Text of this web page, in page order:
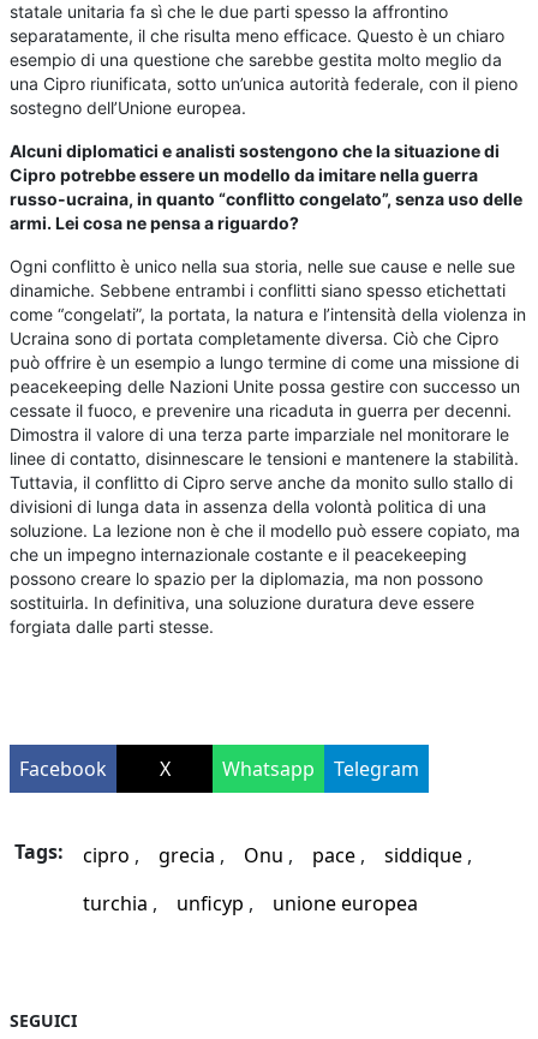
statale unitaria fa sì che le due parti spesso la affrontino
separatamente, il che risulta meno efficace. Questo è un chiaro
esempio di una questione che sarebbe gestita molto meglio da
una Cipro riunificata, sotto un’unica autorità federale, con il pieno
sostegno dell’Unione europea.
Alcuni diplomatici e analisti sostengono che la situazione di
Cipro potrebbe essere un modello da imitare nella guerra
russo-ucraina, in quanto “conflitto congelato”, senza uso delle
armi. Lei cosa ne pensa a riguardo?
Ogni conflitto è unico nella sua storia, nelle sue cause e nelle sue
dinamiche. Sebbene entrambi i conflitti siano spesso etichettati
come “congelati”, la portata, la natura e l’intensità della violenza in
Ucraina sono di portata completamente diversa. Ciò che Cipro
può offrire è un esempio a lungo termine di come una missione di
peacekeeping delle Nazioni Unite possa gestire con successo un
cessate il fuoco, e prevenire una ricaduta in guerra per decenni.
Dimostra il valore di una terza parte imparziale nel monitorare le
linee di contatto, disinnescare le tensioni e mantenere la stabilità.
Tuttavia, il conflitto di Cipro serve anche da monito sullo stallo di
divisioni di lunga data in assenza della volontà politica di una
soluzione. La lezione non è che il modello può essere copiato, ma
che un impegno internazionale costante e il peacekeeping
possono creare lo spazio per la diplomazia, ma non possono
sostituirla. In definitiva, una soluzione duratura deve essere
forgiata dalle parti stesse.
Facebook X Whatsapp Telegram
Tags: cipro grecia Onu pace
siddique
turchia
unficyp unione europea
SEGUICI